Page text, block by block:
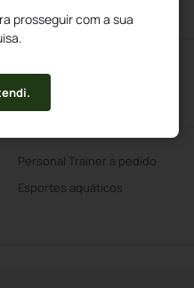
prosseguir com a sua
Wifi Gratuito
Bar de Piscina
Personal Trainer a pedido
Esportes aquáticos